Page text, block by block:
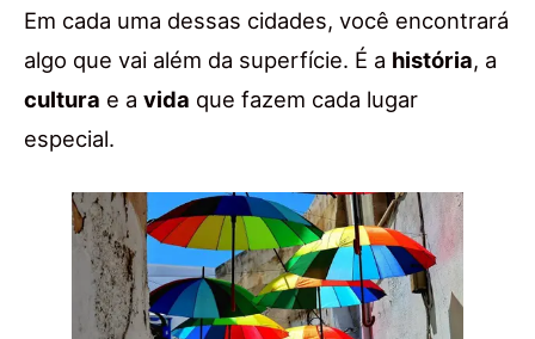
Em cada uma dessas cidades, você encontrará
algo que vai além da superfície. É a história, a
cultura e a vida que fazem cada lugar
especial.